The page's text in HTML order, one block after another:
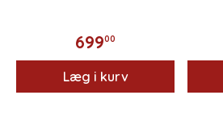
69900
Læg i kurv